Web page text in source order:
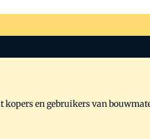
en gebruikers van